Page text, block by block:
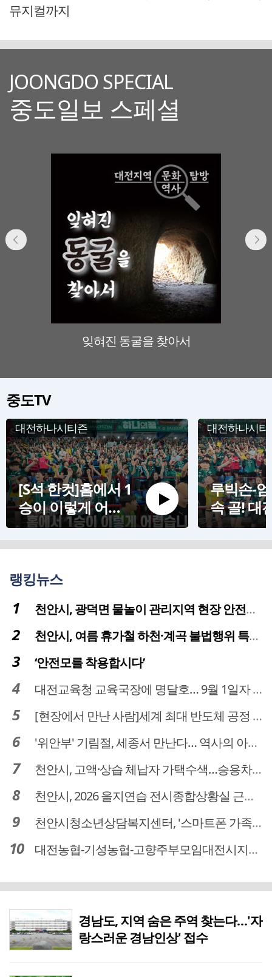
뮤지컬까지
JOONGDO SPECIAL
중도일보 스페셜
잊혀진 동굴을 찾아서
중도TV
대전하나시티즌
[S석 한컷]홈에서 1
승이 이렇게 어렵
습니다
대전하나시티
루빅손-
속 골! 대
신고하는
상)
랭킹뉴스
천안시, 광덕면 물놀이 관리지역 현장 안전점검 실시
천안시, 여름 휴가철 하천·계곡 불법행위 특별단속
‘안전모를 착용합시다’
대전교육청 교육국장에 명달호… 9월 1일자 181명 인사
[현장에서 만난 사람]세계 최대 반도체 공정 장비 제조 기업 ASML 한종호 매니저
'위안부' 기림절, 세종서 만난다… 역사의 아픔 치유, '평화의 장'
천안시, 고액·상습 체납자 가택수색…승용차 압류·공매 착수
천안시, 2026 을지연습 전시종합상황실 근무자 사전교육
천안시청소년상담복지센터, '스마트폰 가족치유캠프' 운영
대전농협-기성농헙-고향주부모임대전시지회, 이심점심 중식지원 봉사활동
경남도, 지역 숨은 주역 찾는다…'자
랑스러운 경남인상' 접수